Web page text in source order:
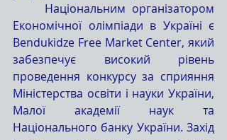
Економічної олімпіади в Україні є
Bendukidze Free Market Center, який
забезпечує високий рівень
проведення конкурсу за сприяння
Міністерства освіти і науки України,
Малої академії наук та
Національного банку України. Захід